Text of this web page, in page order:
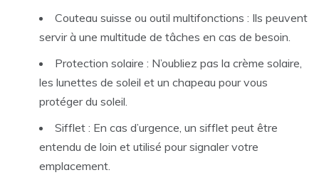
Couteau suisse ou outil multifonctions : Ils peuvent
servir à une multitude de tâches en cas de besoin.
Protection solaire : N’oubliez pas la crème solaire,
les lunettes de soleil et un chapeau pour vous
protéger du soleil.
Sifflet : En cas d’urgence, un sifflet peut être
entendu de loin et utilisé pour signaler votre
emplacement.